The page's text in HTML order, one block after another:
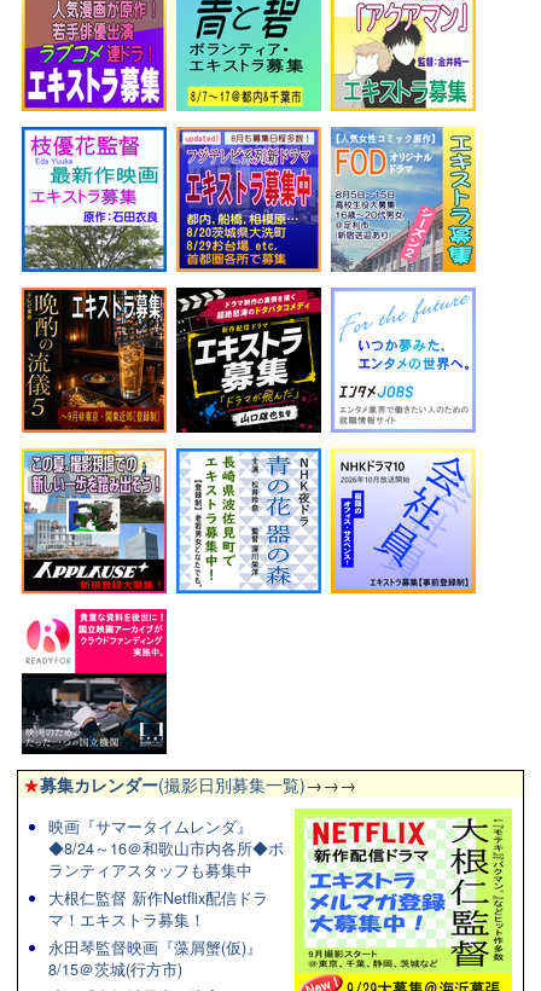
★募集カレンダー(撮影日別募集一覧)→→→
映画『サマータイムレンダ』
◆8/24～16＠和歌山市内各所◆ボ
ランティアスタッフも募集中
大根仁監督 新作Netflix配信ドラ
マ！エキストラ募集！
永田琴監督映画『藻屑蟹(仮)』
8/15＠茨城(行方市)